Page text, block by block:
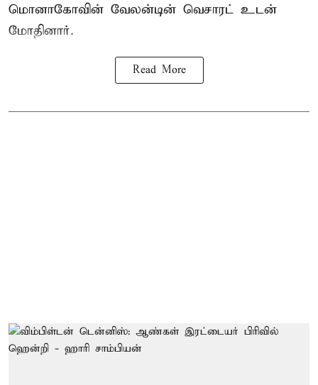
மொனாகோவின் வேலன்டின் வெசாரட் உடன்
மோதினார்.
Read More